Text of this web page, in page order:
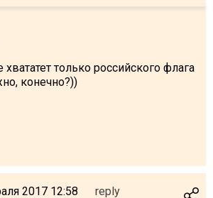
только российского флага
конечно?))
2017 12:58 reply